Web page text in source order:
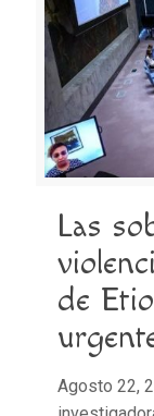
Las
de
Agosto 22,